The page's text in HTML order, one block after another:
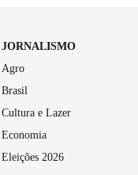
JORNALISMO
Agro
Brasil
Cultura e Lazer
Economia
Eleições 2026